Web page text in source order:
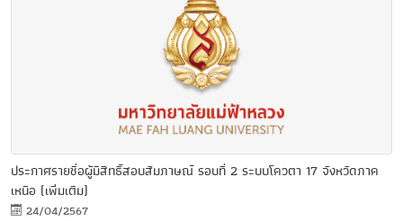
ประกาศรายชื่อผู้มีสิทธิ์สอบสัมภาษณ์ รอบที่ 2 ระบบโควตา 17 จังหวัดภาค
เหนือ (เพิ่มเติม)
24/04/2567